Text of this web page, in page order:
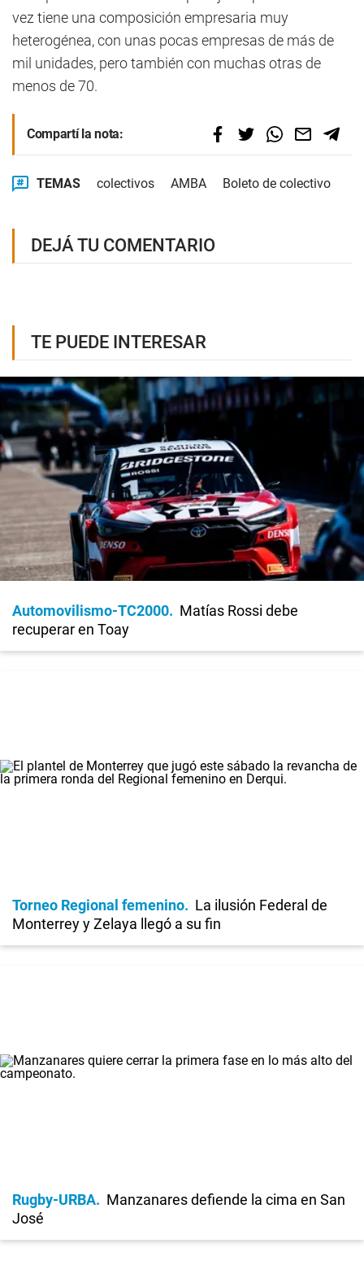
vez tiene una composición empresaria muy
heterogénea, con unas pocas empresas de más de
mil unidades, pero también con muchas otras de
menos de 70.
Compartí la nota:
TEMAS colectivos AMBA Boleto de colectivo
DEJÁ TU COMENTARIO
TE PUEDE INTERESAR
Automovilismo-TC2000
Matías Rossi debe
recuperar en Toay
Torneo Regional femenino
La ilusión Federal de
Monterrey y Zelaya llegó a su fin
Rugby-URBA
Manzanares defiende la cima en San
José